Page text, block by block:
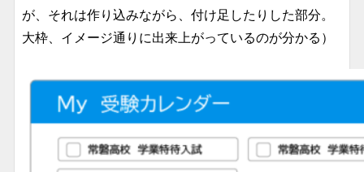
が、それは作り込みながら、付け足したりした部分。
大枠、イメージ通りに出来上がっているのが分かる）